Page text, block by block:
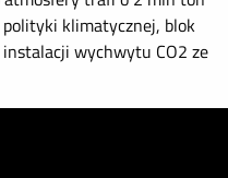
klimatycznej, blok
wychwytu CO2 ze